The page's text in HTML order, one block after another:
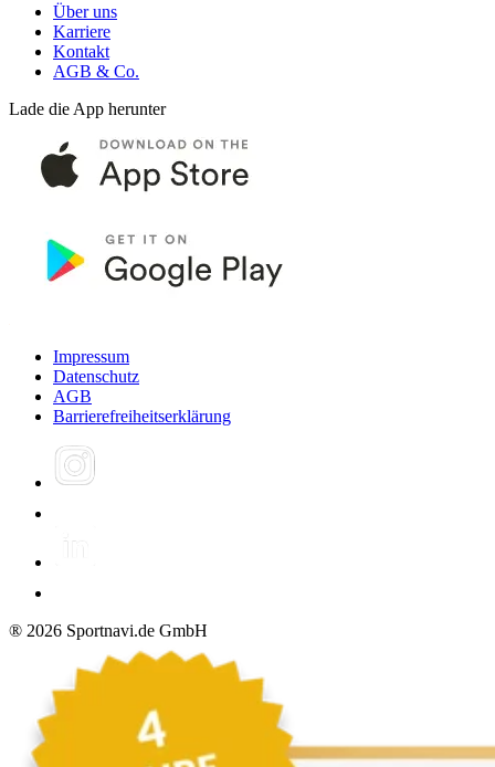
Über uns
Karriere
Kontakt
AGB & Co.
Lade die App herunter
Impressum
Datenschutz
AGB
Barrierefreiheitserklärung
® 2026 Sportnavi.de GmbH